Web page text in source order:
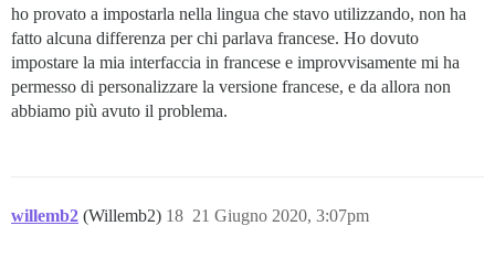
ho provato a impostarla nella lingua che stavo utilizzando, non ha
fatto alcuna differenza per chi parlava francese. Ho dovuto
impostare la mia interfaccia in francese e improvvisamente mi ha
permesso di personalizzare la versione francese, e da allora non
abbiamo più avuto il problema.
willemb2 (Willemb2) 21 Giugno 2020, 3:07pm
18